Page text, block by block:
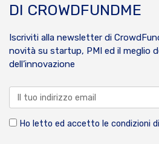
DI CROWDFUNDME
Iscriviti alla newsletter di
novità su startup, PMI ed il meglio
dell’innovazione
Ho letto ed accetto le condizioni di